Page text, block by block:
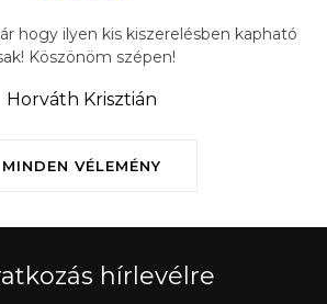
MINDEN VÉLEMÉNY
hogy ilyen kis kiszerelésben kapható
Köszönöm szépen!
Horváth Krisztián
hírlevélre